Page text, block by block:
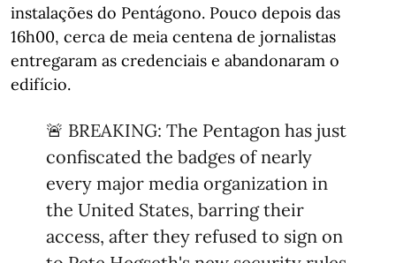
instalações do Pentágono. Pouco depois das
16h00, cerca de meia centena de jornalistas
entregaram as credenciais e abandonaram o
edifício.
🚨 BREAKING: The Pentagon has just
confiscated the badges of nearly
every major media organization in
the United States, barring their
access, after they refused to sign on